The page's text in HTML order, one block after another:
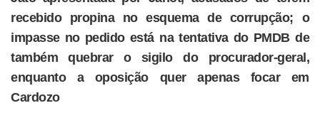
recebido propina no esquema de corrupção; o
impasse no pedido está na tentativa do PMDB de
também quebrar o sigilo do procurador-geral,
enquanto a oposição quer apenas focar em
Cardozo